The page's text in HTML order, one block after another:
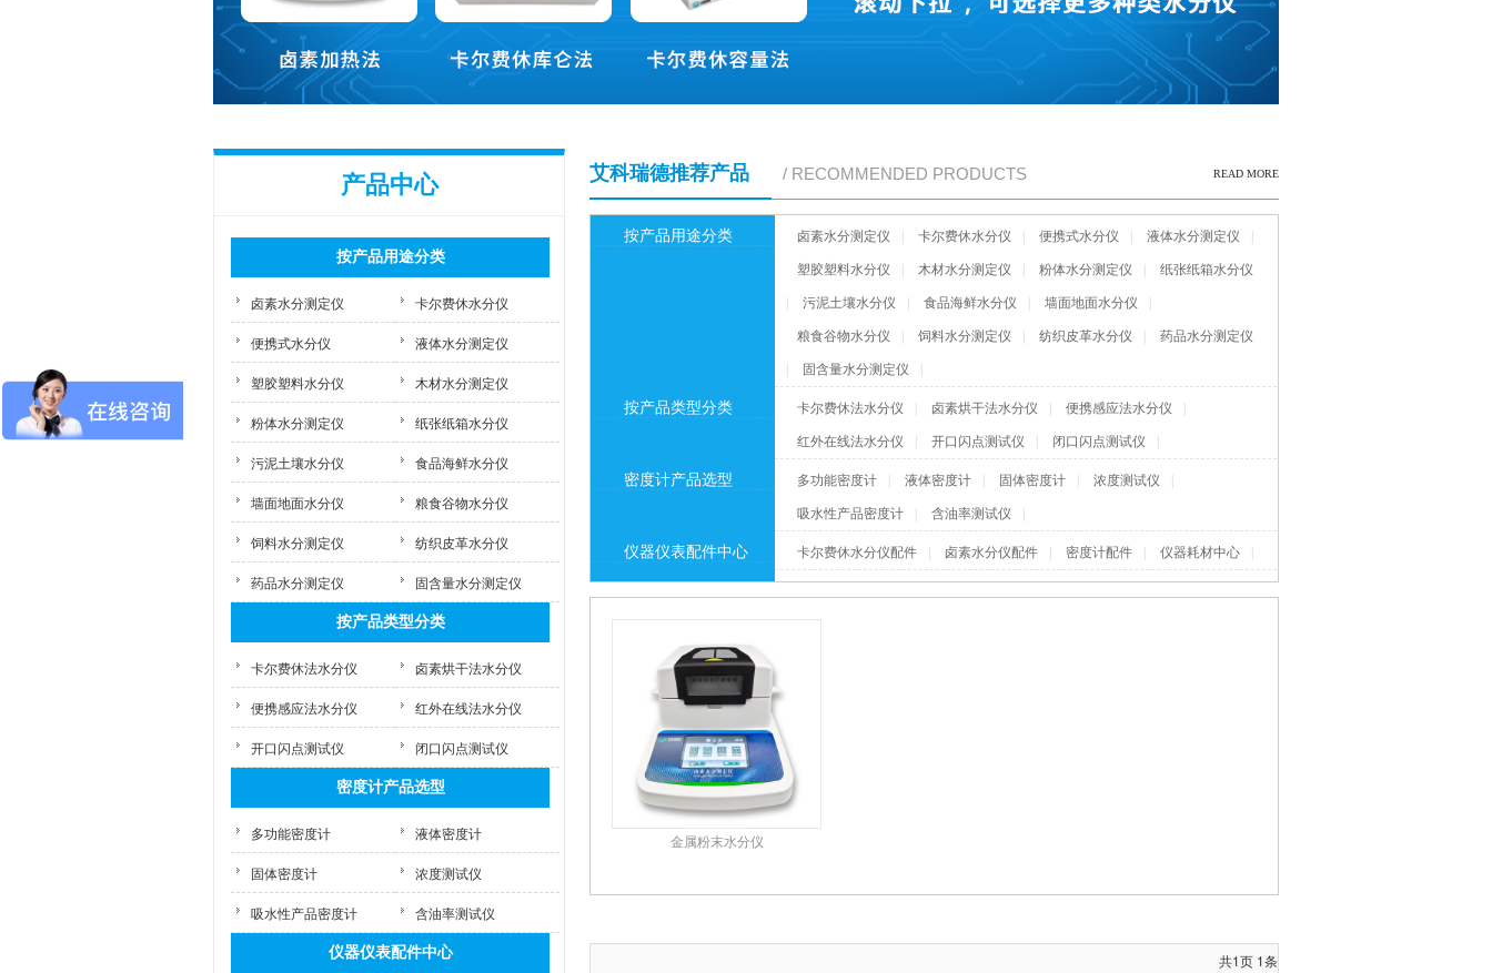
产品中心
按产品用途分类
卤素水分测定仪 卡尔费休水分仪
便携式水分仪 液体水分测定仪
塑胶塑料水分仪 木材水分测定仪
粉体水分测定仪 纸张纸箱水分仪
污泥土壤水分仪 食品海鲜水分仪
墙面地面水分仪 粮食谷物水分仪
饲料水分测定仪 纺织皮革水分仪
药品水分测定仪 固含量水分测定仪
按产品类型分类
卡尔费休法水分仪 卤素烘干法水分仪
便携感应法水分仪 红外在线法水分仪
开口闪点测试仪 闭口闪点测试仪
密度计产品选型
多功能密度计 液体密度计
固体密度计 浓度测试仪
吸水性产品密度计 含油率测试仪
仪器仪表配件中心
艾科瑞德推荐产品 / RECOMMENDED PRODUCTS READ MORE
按产品用途分类 卤素水分测定仪 卡尔费休水分仪 便携式水分仪 液体水分测定仪
塑胶塑料水分仪 木材水分测定仪 粉体水分测定仪 纸张纸箱水分仪
污泥土壤水分仪 食品海鲜水分仪 墙面地面水分仪
粮食谷物水分仪 饲料水分测定仪 纺织皮革水分仪 药品水分测定仪
固含量水分测定仪
按产品类型分类 卡尔费休法水分仪 卤素烘干法水分仪 便携感应法水分仪
红外在线法水分仪 开口闪点测试仪 闭口闪点测试仪
密度计产品选型 多功能密度计 液体密度计 固体密度计 浓度测试仪
吸水性产品密度计 含油率测试仪
仪器仪表配件中心 卡尔费休水分仪配件 卤素水分仪配件 密度计配件 仪器耗材中心
金属粉末水分仪
共1页 1条